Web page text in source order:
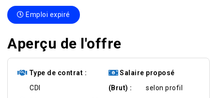
Emploi expiré
Aperçu de l'offre
Type de contrat
CDI
Salaire proposé
(Brut)
selon profil